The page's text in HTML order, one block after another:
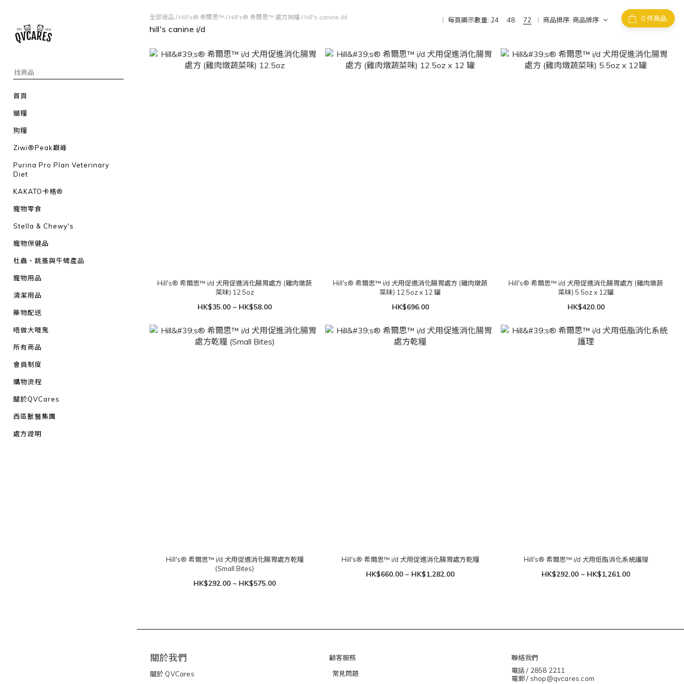
首頁
貓糧
狗糧
Ziwi®Peak巔峰
Purina Pro Plan Veterinary
Diet
KAKATO卡格®
寵物零食
Stella & Chewy's
寵物保健品
杜蟲、跳蚤與牛蜱產品
寵物用品
清潔用品
藥物配送
唔做大嘥鬼
所有商品
會員制度
購物流程
關於QVCares
西區獸醫集團
處方證明
件商品
全部商品 / Hill's® 希爾思™ / Hill's® 希爾思™ 處方狗糧/ hill's canine i/d
hill's canine i/d
每頁顯示數量: 24 48 72 商品排序: 商品排序
Hill's® 希爾思™ i/d 犬用促進消化腸胃處方 (雞肉燉蔬
菜味) 12.5oz
HK$35.00 ~ HK$58.00
Hill's® 希爾思™ i/d 犬用促進消化腸胃處方 (雞肉燉蔬
菜味) 12.5oz x 12 罐
HK$696.00
Hill's® 希爾思™ i/d 犬用促進消化腸胃處方 (雞肉燉蔬
菜味) 5.5oz x 12罐
HK$420.00
Hill's® 希爾思™ i/d 犬用促進消化腸胃處方乾糧
(Small Bites)
HK$292.00 ~ HK$575.00
Hill's® 希爾思™ i/d 犬用促進消化腸胃處方乾糧
HK$660.00 ~ HK$1,282.00
Hill's® 希爾思™ i/d 犬用低脂消化系統護理
HK$292.00 ~ HK$1,261.00
關於我們
關於 QVCares
顧客服務
常見問題
聯絡我們
電話 / 2858 2211
電郵 / shop@qvcares.com